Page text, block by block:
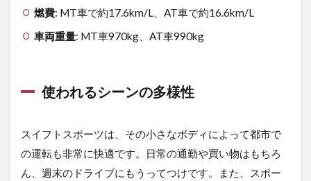
イン
リー
な価
格帯
燃費
性能
と実
用性
燃費: MT車で約17.6km/L、AT車で約16.6km/L
車両重量: MT車970kg、AT車990kg
使われるシーンの多様性
スイフトスポーツは、その小さなボディによって都市で
の運転も非常に快適です。日常の通勤や買い物はもちろ
ん、週末のドライブにもうってつけです。また、スポー